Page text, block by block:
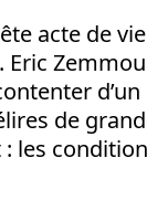
acte de
Eric
de
les